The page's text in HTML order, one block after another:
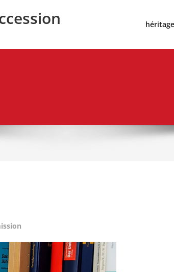
héritage